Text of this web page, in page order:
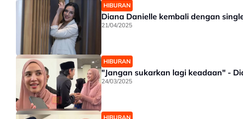
HIBURAN
Diana Danielle kembali dengan
21/04/2025
HIBURAN
"Jangan sukarkan lagi keadaan" -
24/03/2025
HIBURAN